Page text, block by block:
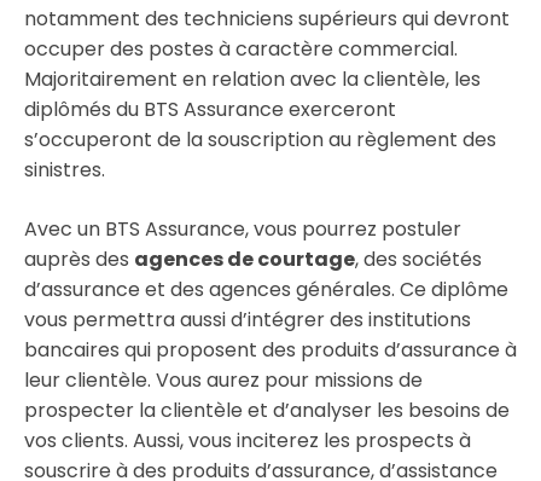
notamment des techniciens supérieurs qui devront
occuper des postes à caractère commercial.
Majoritairement en relation avec la clientèle, les
diplômés du BTS Assurance exerceront
s’occuperont de la souscription au règlement des
sinistres.
Avec un BTS Assurance, vous pourrez postuler
auprès des agences de courtage, des sociétés
d’assurance et des agences générales. Ce diplôme
vous permettra aussi d’intégrer des institutions
bancaires qui proposent des produits d’assurance à
leur clientèle. Vous aurez pour missions de
prospecter la clientèle et d’analyser les besoins de
vos clients. Aussi, vous inciterez les prospects à
souscrire à des produits d’assurance, d’assistance